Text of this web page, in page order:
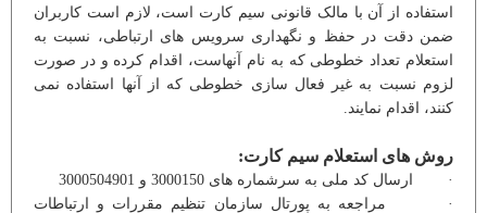
استفاده از آن با مالک قانونی سیم کارت است، لازم است کاربران
ضمن دقت در حفظ و نگهداری سرویس های ارتباطی، نسبت به
استعلام تعداد خطوطی که به نام آنهاست، اقدام کرده و در صورت
لزوم نسبت به غیر فعال سازی خطوطی که از آنها استفاده نمی
کنند، اقدام نمایند.
روش های استعلام سیم کارت:
· ارسال کد ملی به سرشماره های 3000150 و 3000504901
· مراجعه به پورتال سازمان تنظیم مقررات و ارتباطات